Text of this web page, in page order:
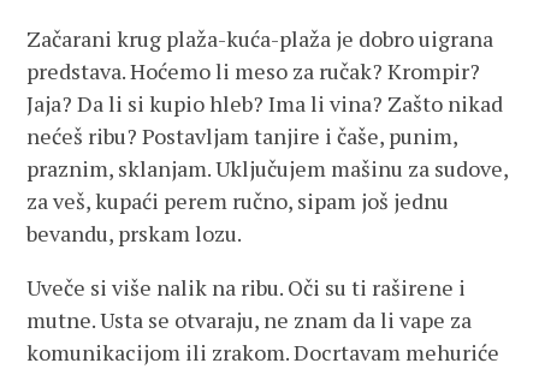
Začarani krug plaža-kuća-plaža je dobro uigrana
predstava. Hoćemo li meso za ručak? Krompir?
Jaja? Da li si kupio hleb? Ima li vina? Zašto nikad
nećeš ribu? Postavljam tanjire i čaše, punim,
praznim, sklanjam. Uključujem mašinu za sudove,
za veš, kupaći perem ručno, sipam još jednu
bevandu, prskam lozu.
Uveče si više nalik na ribu. Oči su ti raširene i
mutne. Usta se otvaraju, ne znam da li vape za
komunikacijom ili zrakom. Docrtavam mehuriće